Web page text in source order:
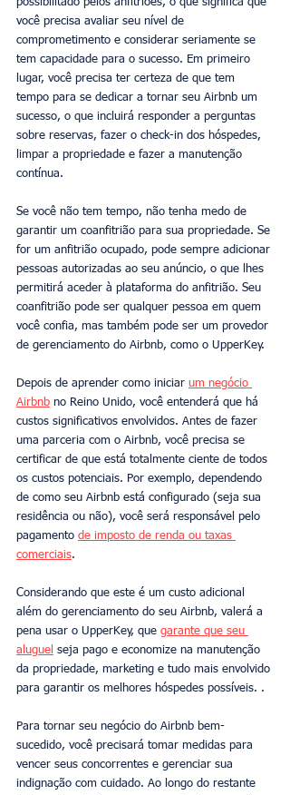
você precisa avaliar seu nível de
comprometimento e considerar seriamente se
tem capacidade para o sucesso. Em primeiro
lugar, você precisa ter certeza de que tem
tempo para se dedicar a tornar seu Airbnb um
sucesso, o que incluirá responder a perguntas
sobre reservas, fazer o check-in dos hóspedes,
limpar a propriedade e fazer a manutenção
contínua.
Se você não tem tempo, não tenha medo de
garantir um coanfitrião para sua propriedade. Se
for um anfitrião ocupado, pode sempre adicionar
pessoas autorizadas ao seu anúncio, o que lhes
permitirá aceder à plataforma do anfitrião. Seu
coanfitrião pode ser qualquer pessoa em quem
você confia, mas também pode ser um provedor
de gerenciamento do Airbnb, como o UpperKey.
Depois de aprender como iniciar um negócio
Airbnb no Reino Unido, você entenderá que há
custos significativos envolvidos. Antes de fazer
uma parceria com o Airbnb, você precisa se
certificar de que está totalmente ciente de todos
os custos potenciais. Por exemplo, dependendo
de como seu Airbnb está configurado (seja sua
residência ou não), você será responsável pelo
pagamento de imposto de renda ou taxas
comerciais.
Considerando que este é um custo adicional
além do gerenciamento do seu Airbnb, valerá a
pena usar o UpperKey, que garante que seu
aluguel seja pago e economize na manutenção
da propriedade, marketing e tudo mais envolvido
para garantir os melhores hóspedes possíveis. .
Para tornar seu negócio do Airbnb bem-
sucedido, você precisará tomar medidas para
vencer seus concorrentes e gerenciar sua
indignação com cuidado. Ao longo do restante